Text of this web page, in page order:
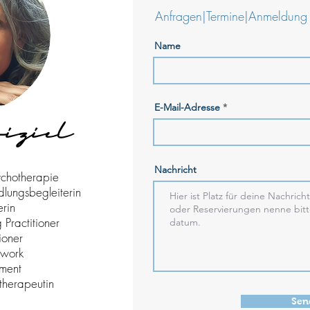
Practitioner
Anfragen|Termine|Anmeldung
Name
E-Mail-Adresse
Nachricht